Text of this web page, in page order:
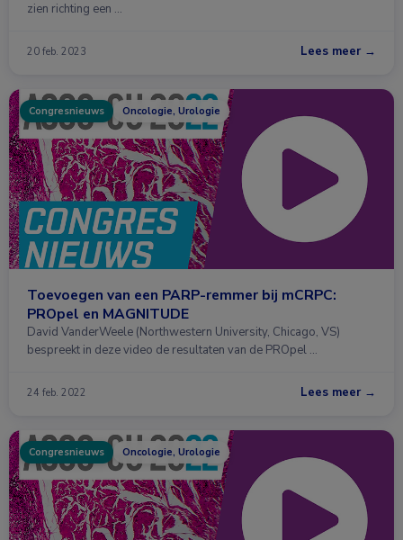
zien richting een …
20 feb. 2023 Lees meer →
Congresnieuws Oncologie, Urologie
Toevoegen van een PARP-remmer bij mCRPC:
PROpel en MAGNITUDE
David VanderWeele (Northwestern University, Chicago, VS)
bespreekt in deze video de resultaten van de PROpel …
24 feb. 2022 Lees meer →
Congresnieuws Oncologie, Urologie